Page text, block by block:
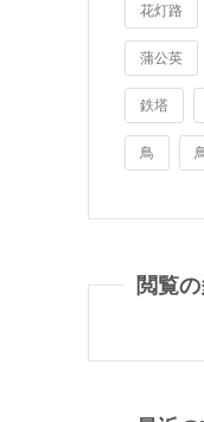
花灯路
蒲公英
鉄塔
鳥
閲覧